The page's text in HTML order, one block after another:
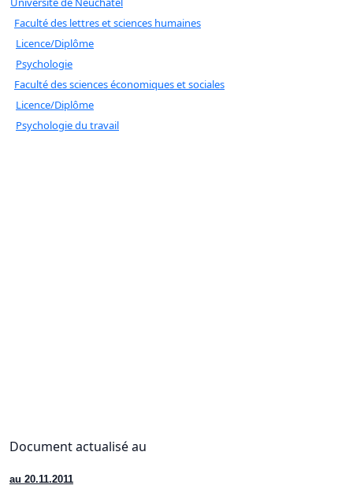
Faculté des lettres et sciences humaines
Licence/Diplôme
Psychologie
Faculté des sciences économiques et sociales
Licence/Diplôme
Psychologie du travail
Document actualisé au
au 20.11.2011